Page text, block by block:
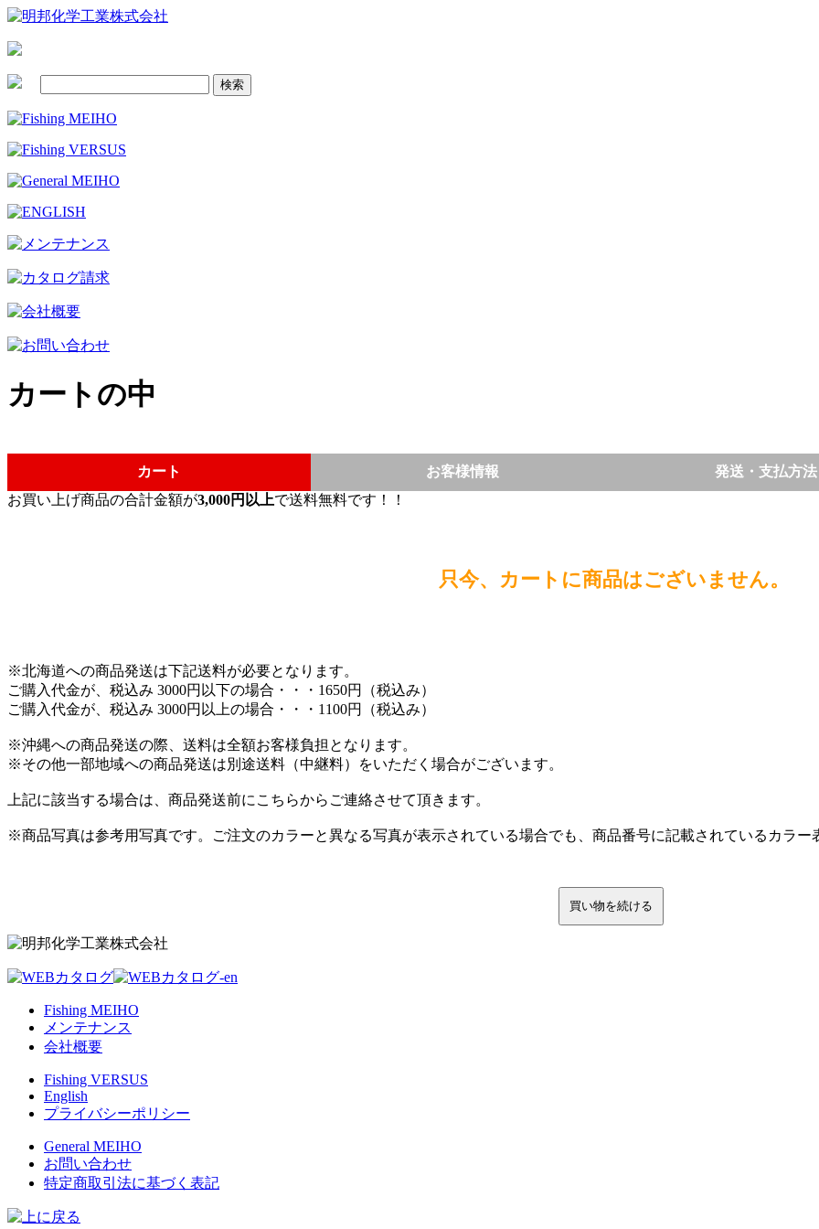
カートの中
カート お客様情報
発送・支払方法
お買い上げ商品の合計金額が3,000円以上で送料無料です！！
只今、カートに商品はございません。
※北海道への商品発送は下記送料が必要となります。
ご購入代金が、税込み 3000円以下の場合・・・1650円（税込み）
ご購入代金が、税込み 3000円以上の場合・・・1100円（税込み）
※沖縄への商品発送の際、送料は全額お客様負担となります。
※その他一部地域への商品発送は別途送料（中継料）をいただく場合がございます。
上記に該当する場合は、商品発送前にこちらからご連絡させて頂きます。
※商品写真は参考用写真です。ご注文のカラーと異なる写真が表示されている場合でも、商品番号に記載されているカラ
Fishing MEIHO
メンテナンス
会社概要
Fishing VERSUS
English
プライバシーポリシー
General MEIHO
お問い合わせ
特定商取引法に基づく表記